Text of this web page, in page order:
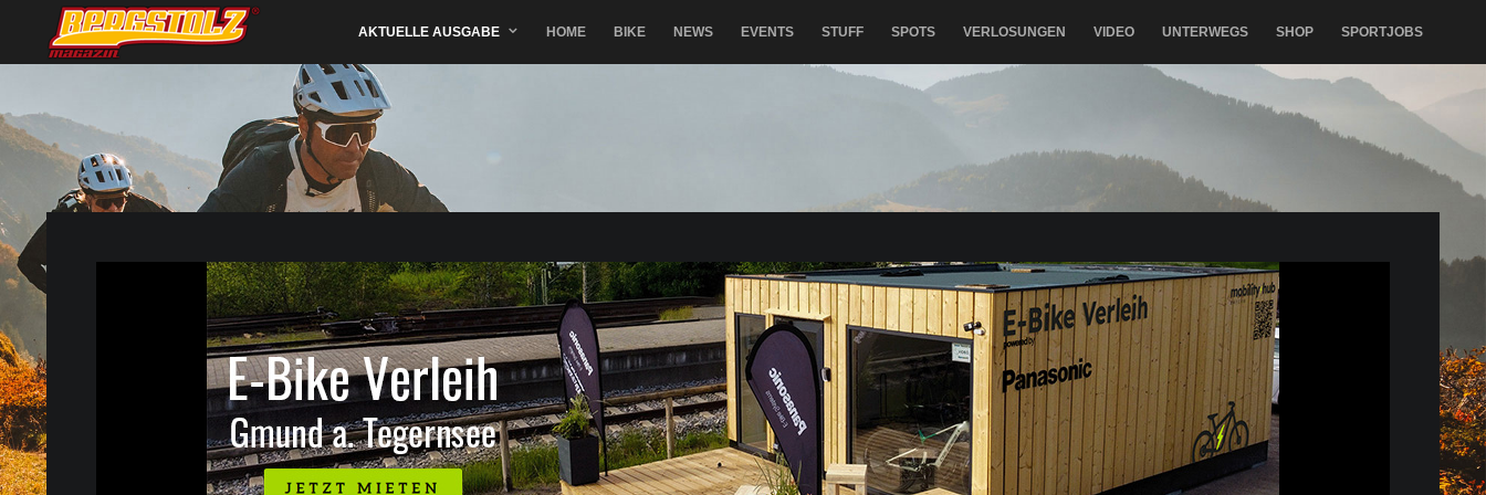
AKTUELLE AUSGABE HOME BIKE NEWS EVENTS STUFF SPOTS VERLOSUNGEN VIDEO UNTERWEGS SHOP SPORTJOBS